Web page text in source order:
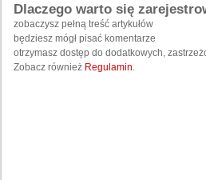
Dlaczego warto się
zobaczysz pełną treść artykułów
będziesz mógł pisać komentarze
otrzymasz dostęp do dodatkowych,
Zobacz również Regulamin